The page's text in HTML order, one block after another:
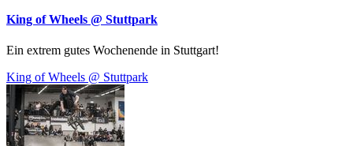
King of Wheels @ Stuttpark
Ein extrem gutes Wochenende in Stuttgart!
King of Wheels @ Stuttpark